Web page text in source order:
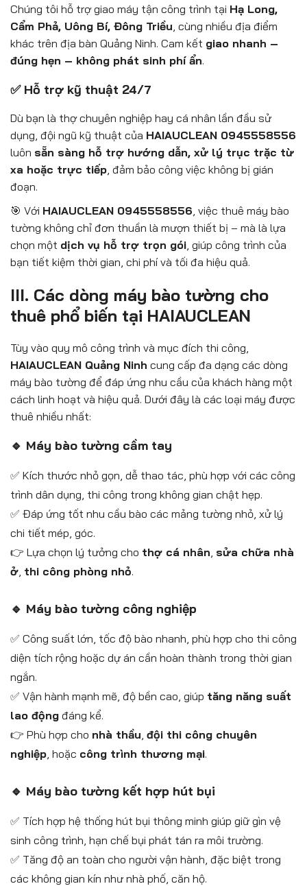
Chúng tôi hỗ trợ giao máy tận công trình tại Hạ Long,
Cẩm Phả, Uông Bí, Đông Triều, cùng nhiều địa điểm
khác trên địa bàn Quảng Ninh. Cam kết giao nhanh –
đúng hẹn – không phát sinh phí ẩn.
✅ Hỗ trợ kỹ thuật 24/7
Dù bạn là thợ chuyên nghiệp hay cá nhân lần đầu sử
dụng, đội ngũ kỹ thuật của HAIAUCLEAN 0945558556
luôn sẵn sàng hỗ trợ hướng dẫn, xử lý trục trặc từ
xa hoặc trực tiếp, đảm bảo công việc không bị gián
đoạn.
🎯 Với HAIAUCLEAN 0945558556, việc thuê máy bào
tường không chỉ đơn thuần là mượn thiết bị – mà là lựa
chọn một dịch vụ hỗ trợ trọn gói, giúp công trình của
bạn tiết kiệm thời gian, chi phí và tối đa hiệu quả.
III. Các dòng máy bào tường cho
thuê phổ biến tại HAIAUCLEAN
Tùy vào quy mô công trình và mục đích thi công,
HAIAUCLEAN Quảng Ninh cung cấp đa dạng các dòng
máy bào tường để đáp ứng nhu cầu của khách hàng một
cách linh hoạt và hiệu quả. Dưới đây là các loại máy được
thuê nhiều nhất:
🔹 Máy bào tường cầm tay
✅ Kích thước nhỏ gọn, dễ thao tác, phù hợp với các công
trình dân dụng, thi công trong không gian chật hẹp.
✅ Đáp ứng tốt nhu cầu bào các mảng tường nhỏ, xử lý
chi tiết mép, góc.
👉 Lựa chọn lý tưởng cho thợ cá nhân, sửa chữa nhà
ở, thi công phòng nhỏ.
🔹 Máy bào tường công nghiệp
✅ Công suất lớn, tốc độ bào nhanh, phù hợp cho thi công
diện tích rộng hoặc dự án cần hoàn thành trong thời gian
ngắn.
✅ Vận hành mạnh mẽ, độ bền cao, giúp tăng năng suất
lao động đáng kể.
👉 Phù hợp cho nhà thầu đội thi công chuyên
nghiệp , hoặc công trình thương mại.
🔹 Máy bào tường kết hợp hút bụi
✅ Tích hợp hệ thống hút bụi thông minh giúp giữ gìn vệ
sinh công trình, hạn chế bụi phát tán ra môi trường.
✅ Tăng độ an toàn cho người vận hành, đặc biệt trong
các không gian kín như nhà phố, căn hộ.